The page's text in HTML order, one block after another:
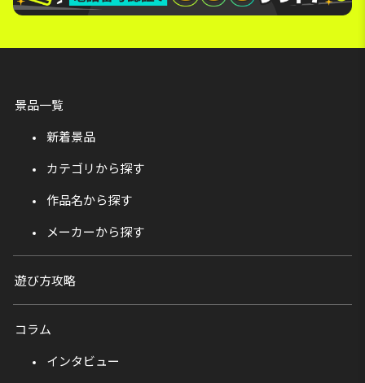
景品一覧
新着景品
カテゴリから探す
作品名から探す
メーカーから探す
遊び方攻略
コラム
インタビュー